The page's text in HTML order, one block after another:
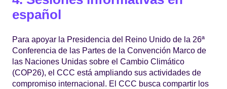
español
Para apoyar la Presidencia del Reino Unido de la 26ª
Conferencia de las Partes de la Convención Marco de
las Naciones Unidas sobre el Cambio Climático
(COP26), el CCC está ampliando sus actividades de
compromiso internacional. El CCC busca compartir los